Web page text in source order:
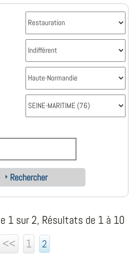
Rechercher
1 sur 2, Résultats de 1 à 10
<<
1 2